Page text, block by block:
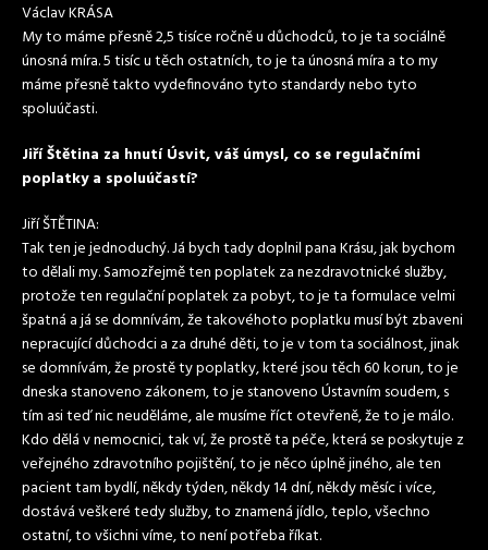
Václav KRÁSA
My to máme přesně 2,5 tisíce ročně u důchodců, to je ta sociálně
únosná míra. 5 tisíc u těch ostatních, to je ta únosná míra a to my
máme přesně takto vydefinováno tyto standardy nebo tyto
spoluúčasti.
Jiří Štětina za hnutí Úsvit, váš úmysl, co se regulačními
poplatky a spoluúčastí?
Jiří ŠTĚTINA:
Tak ten je jednoduchý. Já bych tady doplnil pana Krásu, jak bychom
to dělali my. Samozřejmě ten poplatek za nezdravotnické služby,
protože ten regulační poplatek za pobyt, to je ta formulace velmi
špatná a já se domnívám, že takovéhoto poplatku musí být zbaveni
nepracující důchodci a za druhé děti, to je v tom ta sociálnost, jinak
se domnívám, že prostě ty poplatky, které jsou těch 60 korun, to je
dneska stanoveno zákonem, to je stanoveno Ústavním soudem, s
tím asi teď nic neuděláme, ale musíme říct otevřeně, že to je málo.
Kdo dělá v nemocnici, tak ví, že prostě ta péče, která se poskytuje z
veřejného zdravotního pojištění, to je něco úplně jiného, ale ten
pacient tam bydlí, někdy týden, někdy 14 dní, někdy měsíc i více,
dostává veškeré tedy služby, to znamená jídlo, teplo, všechno
ostatní, to všichni víme, to není potřeba říkat.